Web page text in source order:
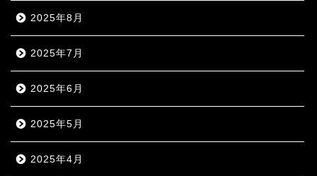
2025年8月
2025年7月
2025年6月
2025年5月
2025年4月